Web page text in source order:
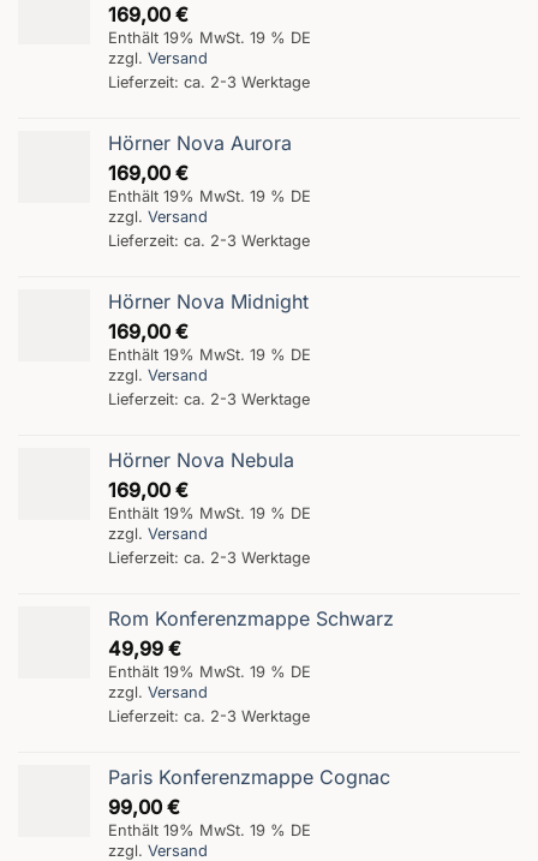
169,00 €
Enthält 19% MwSt. 19 % DE
zzgl. Versand
Lieferzeit: ca. 2-3 Werktage
Hörner Nova Aurora
169,00 €
Enthält 19% MwSt. 19 % DE
zzgl. Versand
Lieferzeit: ca. 2-3 Werktage
Hörner Nova Midnight
169,00 €
Enthält 19% MwSt. 19 % DE
zzgl. Versand
Lieferzeit: ca. 2-3 Werktage
Hörner Nova Nebula
169,00 €
Enthält 19% MwSt. 19 % DE
zzgl. Versand
Lieferzeit: ca. 2-3 Werktage
Rom Konferenzmappe Schwarz
49,99 €
Enthält 19% MwSt. 19 % DE
zzgl. Versand
Lieferzeit: ca. 2-3 Werktage
Paris Konferenzmappe Cognac
99,00 €
Enthält 19% MwSt. 19 % DE
zzgl. Versand